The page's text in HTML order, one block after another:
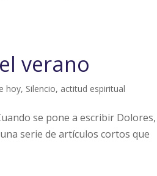
verano
hoy, Silencio, actitud espiritual
se pone a escribir
serie de artículos cortos que